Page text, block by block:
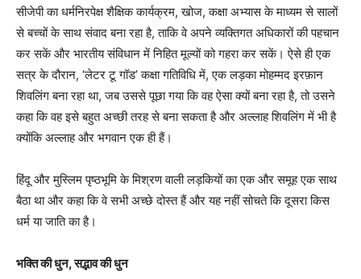
सीजेपी का धर्मनिरपेक्ष शैक्षिक कार्यक्रम, खोज, कक्षा अभ्यास के माध्यम से सालों
से बच्चों के साथ संवाद बना रहा है, ताकि वे अपने व्यक्तिगत अधिकारों की पहचान
कर सकें और भारतीय संविधान में निहित मूल्यों को गहरा कर सकें। ऐसे ही एक
सत्र के दौरान, ‘लेटर टू गॉड’ कक्षा गतिविधि में, एक लड़का मोहम्मद इरफ़ान
शिवलिंग बना रहा था, जब उससे पूछा गया कि वह ऐसा क्यों बना रहा है, तो उसने
कहा कि वह इसे बहुत अच्छी तरह से बना सकता है और अल्लाह शिवलिंग में भी है
क्योंकि अल्लाह और भगवान एक ही हैं।
हिंदू और मुस्लिम पृष्ठभूमि के मिश्रण वाली लड़कियों का एक और समूह एक साथ
बैठा था और कहा कि वे सभी अच्छे दोस्त हैं और यह नहीं सोचते कि दूसरा किस
धर्म या जाति का है।
भक्ति की धुन, सद्भाव की धुन